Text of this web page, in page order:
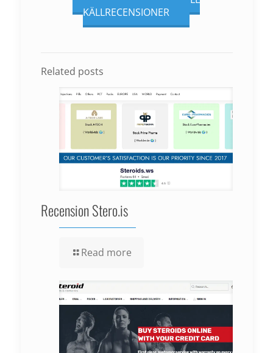
KÄLLRECENSIONER
Related posts
Recension Stero.is
Read more